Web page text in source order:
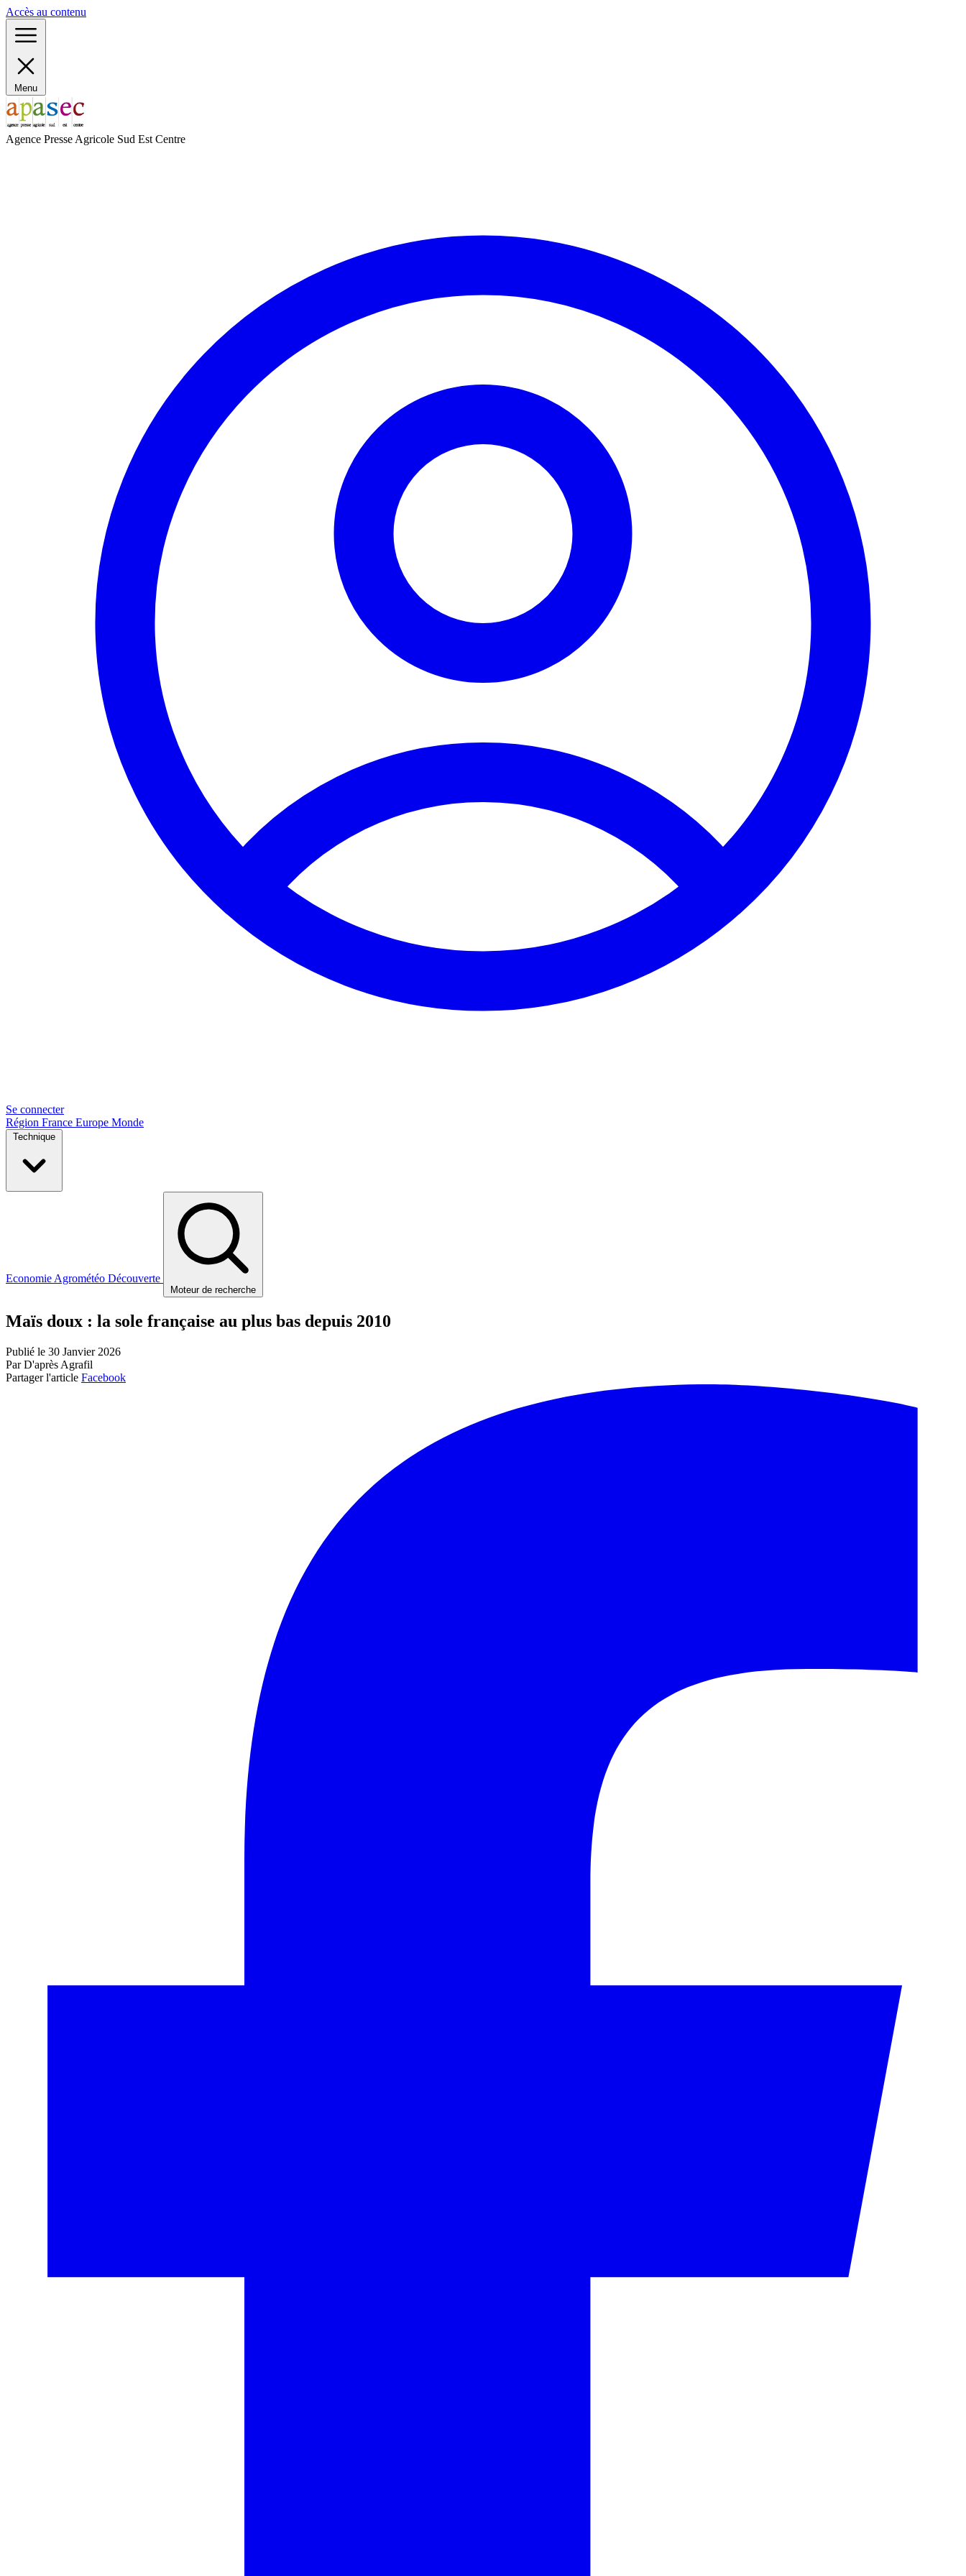
Accès au contenu
Menu
Agence Presse Agricole Sud Est Centre
Se connecter
Région France Europe Monde
Technique
Economie Agrométéo Découverte
Moteur de recherche
Maïs doux : la sole française au plus bas depuis 2010
Publié le 30 Janvier 2026
Par D'après Agrafil
Partager l'article Facebook
Panneau de gestion des cookies